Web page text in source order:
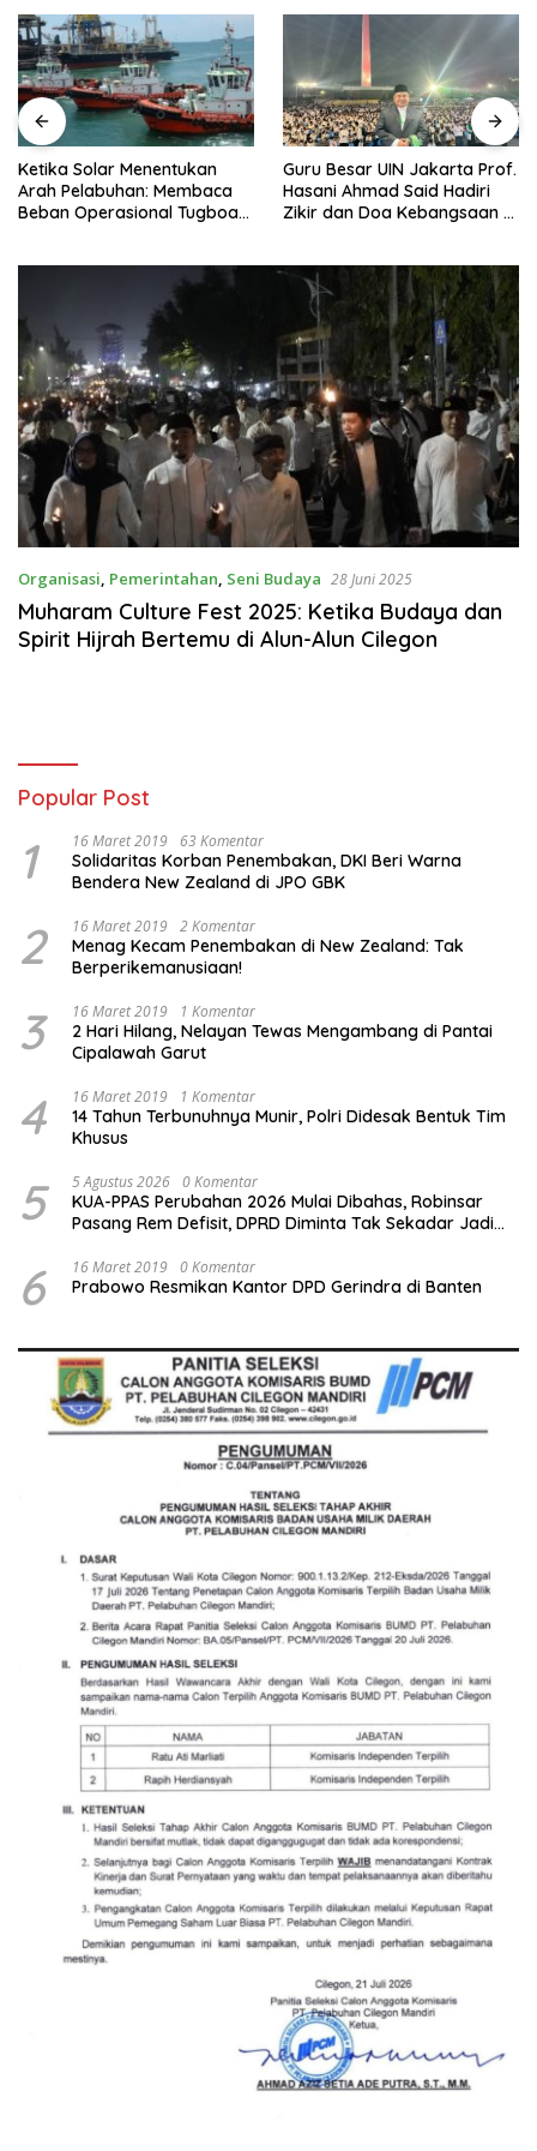
Ketika Solar Menentukan
Arah Pelabuhan: Membaca
Beban Operasional Tugboat
Guru Besar UIN Jakarta Prof.
Hasani Ahmad Said Hadiri
Zikir dan Doa Kebangsaan di
Organisasi, Pemerintahan, Seni Budaya 28 Juni 2025
Muharam Culture Fest 2025: Ketika Budaya dan
Spirit Hijrah Bertemu di Alun-Alun Cilegon
Popular Post
1 16 Maret 2019 63 Komentar
Solidaritas Korban Penembakan, DKI Beri Warna
Bendera New Zealand di JPO GBK
2 16 Maret 2019 2 Komentar
Menag Kecam Penembakan di New Zealand: Tak
Berperikemanusiaan!
3 16 Maret 2019 1 Komentar
2 Hari Hilang, Nelayan Tewas Mengambang di Pantai
Cipalawah Garut
4 16 Maret 2019 1 Komentar
14 Tahun Terbunuhnya Munir, Polri Didesak Bentuk Tim
Khusus
5 5 Agustus 2026 0 Komentar
KUA-PPAS Perubahan 2026 Mulai Dibahas, Robinsar
Pasang Rem Defisit, DPRD Diminta Tak Sekadar Jadi
6 16 Maret 2019 0 Komentar
Prabowo Resmikan Kantor DPD Gerindra di Banten